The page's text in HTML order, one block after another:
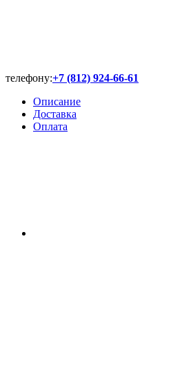
телефону:+7 (812) 924-66-61
Описание
Доставка
Оплата